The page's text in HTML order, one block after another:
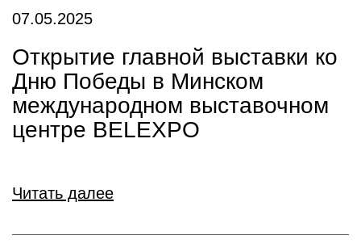
07.05.2025
Открытие главной выставки ко
Дню Победы в Минском
международном выставочном
центре BELEXPO
Читать далее